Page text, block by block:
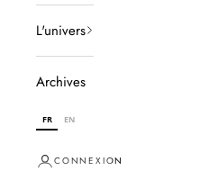
L'univers
Archives
FR EN
CONNEXION